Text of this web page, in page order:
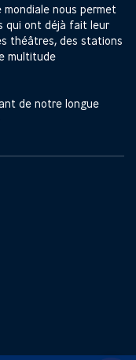
nous permet
qui ont déjà fait leur
théâtres, des stations
multitude
de notre longue